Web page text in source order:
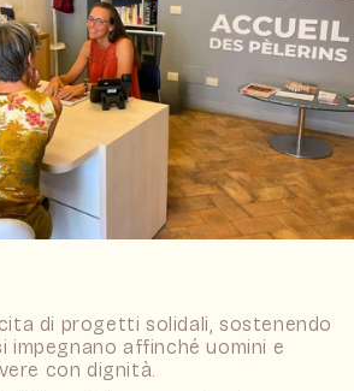
di progetti solidali, sostenendo
impegnano affinché uomini e
con dignità.